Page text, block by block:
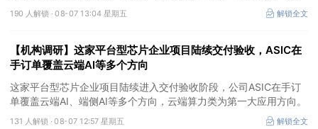
产量增长与冶炼产能整合并举，公司市占率有望进一步提升，同时有
望充分受益金属价格上行。
190 人解锁 ·08-07 13:04 星期五 解锁全文
【机构调研】这家平台型芯片企业项目陆续交付验收，ASIC在
手订单覆盖云端AI等多个方向
这家平台型芯片企业项目陆续进入交付验收阶段，公司ASIC在手订
单覆盖云端AI、端侧AI等多个方向，云端算力类为第一大应用方向。
131 人解锁 ·08-07 12:57 星期五 解锁全文